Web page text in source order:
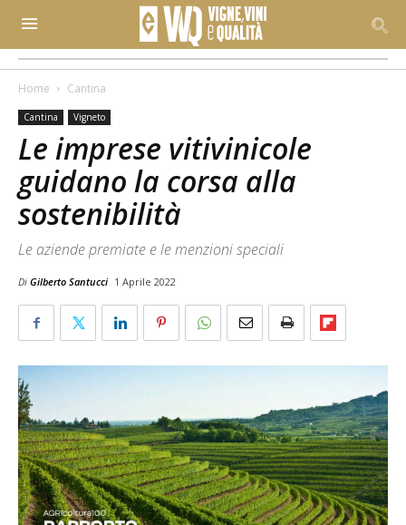
Home Cantina
Cantina Vigneto
Le imprese vitivinicole
guidano la corsa alla
sostenibilità
Le aziende premiate e le menzioni speciali
Di Gilberto Santucci 1 Aprile 2022